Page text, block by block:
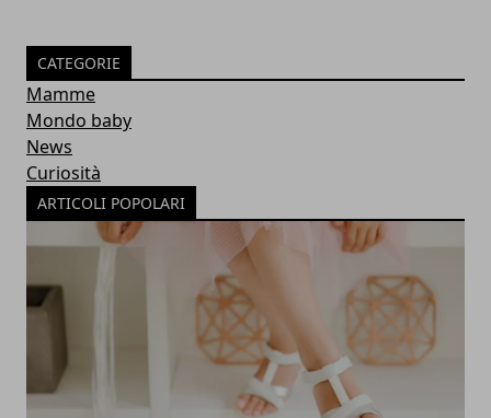
CATEGORIE
Mamme
Mondo baby
News
Curiosità
ARTICOLI POPOLARI